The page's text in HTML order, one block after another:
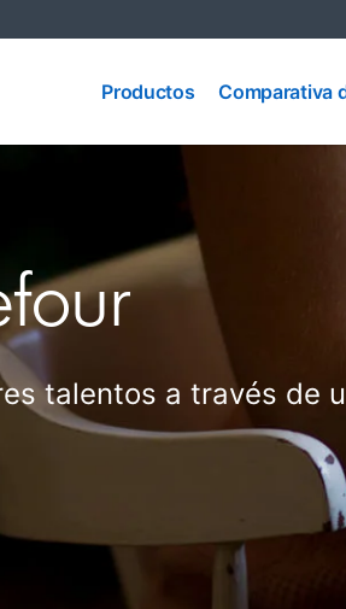
Productos
Productos
de
Comparativa
talentos a través de